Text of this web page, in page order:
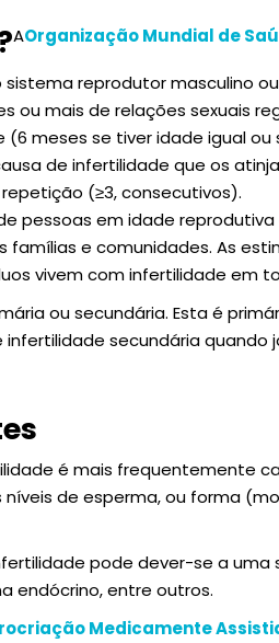
AOrganização Mundial de
reprodutor masculino
ou mais de relações sexuais
meses se tiver idade igual ou
de infertilidade que os
(≥3, consecutivos).
pessoas em idade
famílias e comunidades. As
vivem com infertilidade em
ou secundária. Esta é
secundária quando
é mais frequentemente
de esperma, ou forma
pode dever-se a uma
endócrino, entre outros.
Medicamente